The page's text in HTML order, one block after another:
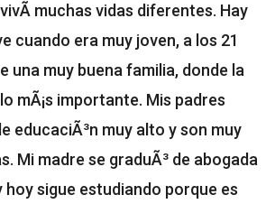
muchas vidas diferentes. Hay
cuando era muy joven, a los 21
una muy buena familia, donde la
mÃ¡s importante. Mis padres
educaciÃ³n muy alto y son muy
Mi madre se graduÃ³ de abogada
hoy sigue estudiando porque es